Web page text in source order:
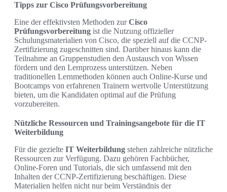
Tipps zur Cisco Prüfungsvorbereitung
Eine der effektivsten Methoden zurCisco
Prüfungsvorbereitung ist die Nutzung offizieller
Schulungsmaterialien von Cisco, die speziell auf die CCNP-
Zertifizierung zugeschnitten sind. Darüber hinaus kann die
Teilnahme an Gruppenstudien den Austausch von Wissen
fördern und den Lernprozess unterstützen. Neben
traditionellen Lernmethoden können auch Online-Kurse und
Bootcamps von erfahrenen Trainern wertvolle Unterstützung
bieten, um die Kandidaten optimal auf die Prüfung
vorzubereiten.
Nützliche Ressourcen und Trainingsangebote für die IT
Weiterbildung
Für die gezielte IT Weiterbildung stehen zahlreiche nützliche
Ressourcen zur Verfügung. Dazu gehören Fachbücher,
Online-Foren und Tutorials, die sich umfassend mit den
Inhalten der CCNP-Zertifizierung beschäftigen. Diese
Materialien helfen nicht nur beim Verständnis der